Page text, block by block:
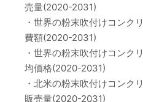
売量(2020-2031)
・世界の粉末吹付けコンク
費額(2020-2031)
・世界の粉末吹付けコンク
均価格(2020-2031)
・北米の粉末吹付けコンク
販売量(2020-2031)